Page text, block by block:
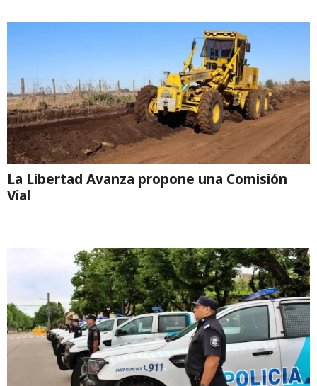
La Libertad Avanza propone una Comisión
Vial